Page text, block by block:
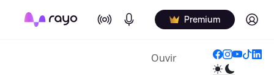
On Air Podcasts Premium Log in
Ouvir(current)